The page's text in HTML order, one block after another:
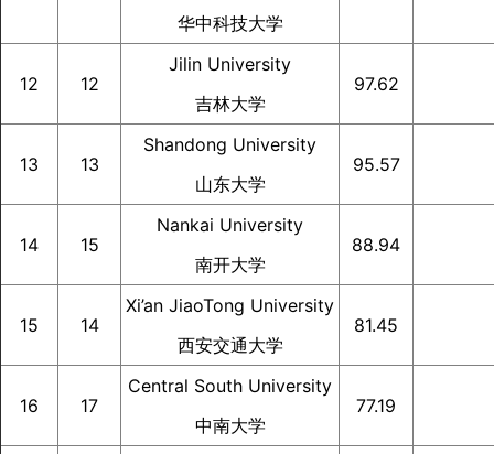
华中科技大学
12 12
Jilin University
吉林大学
97.62
13 13
Shandong University
山东大学
95.57
14 15
Nankai University
南开大学
88.94
15 14
Xi’an JiaoTong University
西安交通大学
81.45
16 17
Central South University
中南大学
77.19